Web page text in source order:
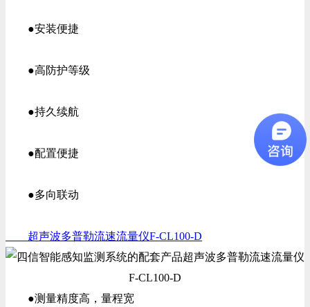
●安装便捷
●高防护等级
●持久续航
●配置便捷
●多向联动
超声波多普勒流速流量仪F-CL100-D
●测量精度高，量程宽